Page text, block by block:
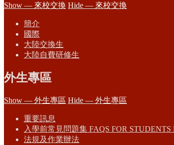
Show — 來校交換 Hide — 來校交換
簡介
國際
大陸交換生
大陸自費研修生
外生專區
Show — 外生專區 Hide — 外生專區
重要訊息
入學前常見問題集 FAQS FOR
法規及作業辦法